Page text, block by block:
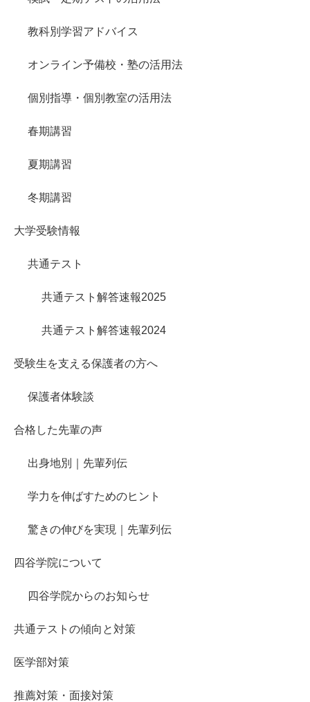
教科別学習アドバイス
オンライン予備校・塾の活用法
個別指導・個別教室の活用法
春期講習
夏期講習
冬期講習
大学受験情報
共通テスト
共通テスト解答速報2025
共通テスト解答速報2024
受験生を支える保護者の方へ
保護者体験談
合格した先輩の声
出身地別｜先輩列伝
学力を伸ばすためのヒント
驚きの伸びを実現｜先輩列伝
四谷学院について
四谷学院からのお知らせ
共通テストの傾向と対策
医学部対策
推薦対策・面接対策